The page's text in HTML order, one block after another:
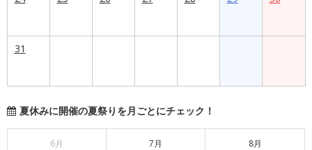
31
夏休みに開催の夏祭りを月ごとにチェック！
6月 7月 8月